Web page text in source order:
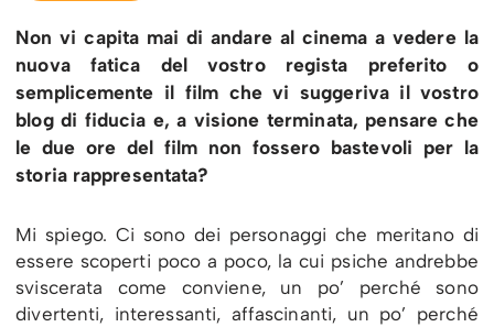
Non vi capita mai di andare al cinema a vedere la
nuova fatica del vostro regista preferito o
semplicemente il film che vi suggeriva il vostro
blog di fiducia e, a visione terminata, pensare che
le due ore del film non fossero bastevoli per la
storia rappresentata?
Mi spiego. Ci sono dei personaggi che meritano di
essere scoperti poco a poco, la cui psiche andrebbe
sviscerata come conviene, un po’ perché sono
divertenti, interessanti, affascinanti, un po’ perché